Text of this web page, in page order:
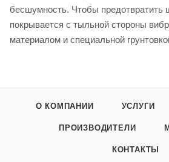
бесшумность. Чтобы предотвратить
покрывается с тыльной стороны
материалом и специальной
О КОМПАНИИ УСЛУГИ
ПРОИЗВОДИТЕЛИ
КОНТАКТЫ